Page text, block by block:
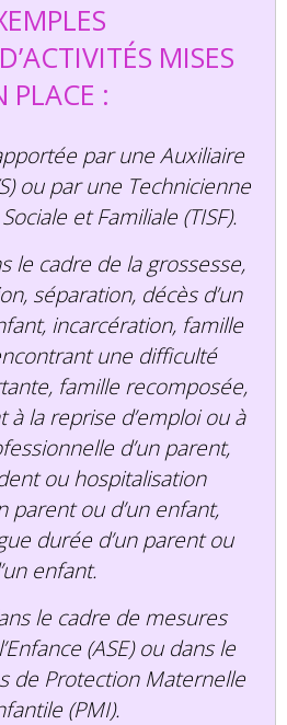
MISES
PLACE :
par une Auxiliaire
ou par une Technicienne
et Familiale (TISF).
le cadre de la grossesse,
séparation, décès d’un
incarcération, famille
une difficulté
famille recomposée,
la reprise d’emploi ou à
d’un parent,
ou hospitalisation
parent ou d’un enfant,
durée d’un parent ou
enfant.
le cadre de mesures
(ASE) ou dans le
de Protection Maternelle
(PMI).